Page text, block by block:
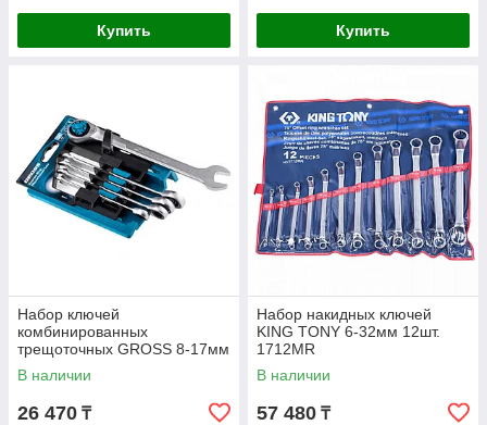
Купить Купить
Набор ключей
комбинированных
трещоточных GROSS 8-17мм
5шт. 14858
В наличии
26 470 ₸
Набор накидных ключей
KING TONY 6-32мм 12шт.
1712MR
В наличии
57 480 ₸